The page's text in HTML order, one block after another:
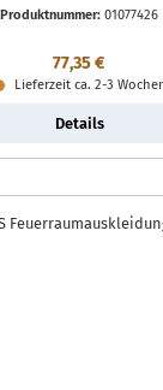
Produktnummer: 01077426
Regulärer
77,35 €
Lieferzeit ca. 2-3
Details